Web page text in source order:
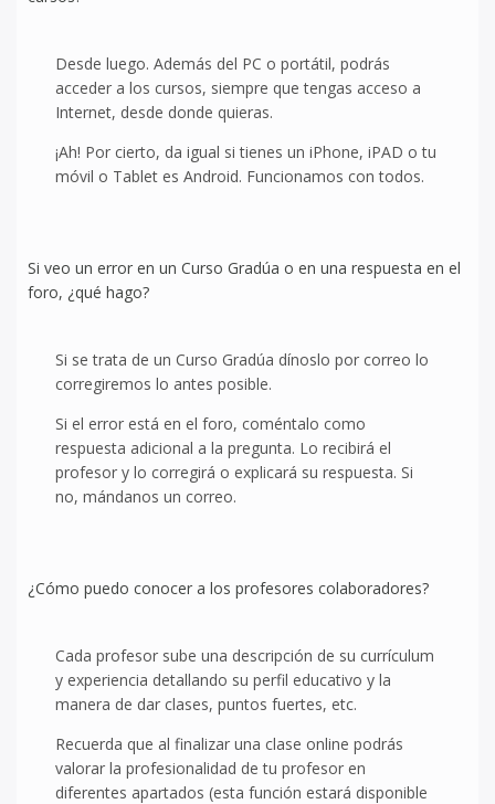
Desde luego. Además del PC o portátil, podrás
acceder a los cursos, siempre que tengas acceso a
Internet, desde donde quieras.
¡Ah! Por cierto, da igual si tienes un iPhone, iPAD o tu
móvil o Tablet es Android. Funcionamos con todos.
Si veo un error en un Curso Gradúa o en una respuesta en el
foro, ¿qué hago?
Si se trata de un Curso Gradúa dínoslo por correo lo
corregiremos lo antes posible.
Si el error está en el foro, coméntalo como
respuesta adicional a la pregunta. Lo recibirá el
profesor y lo corregirá o explicará su respuesta. Si
no, mándanos un correo.
¿Cómo puedo conocer a los profesores colaboradores?
Cada profesor sube una descripción de su currículum
y experiencia detallando su perfil educativo y la
manera de dar clases, puntos fuertes, etc.
Recuerda que al finalizar una clase online podrás
valorar la profesionalidad de tu profesor en
diferentes apartados (esta función estará disponible